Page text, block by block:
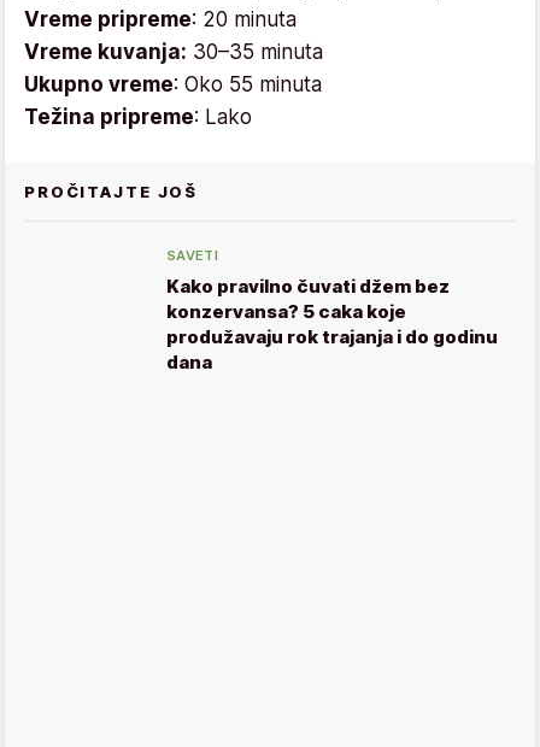
Vreme pripreme: 20 minuta
Vreme kuvanja: 30–35 minuta
Ukupno vreme: Oko 55 minuta
Težina pripreme: Lako
PROČITAJTE JOŠ
SAVETI
Kako pravilno čuvati džem bez
konzervansa? 5 caka koje
produžavaju rok trajanja i do godinu
dana